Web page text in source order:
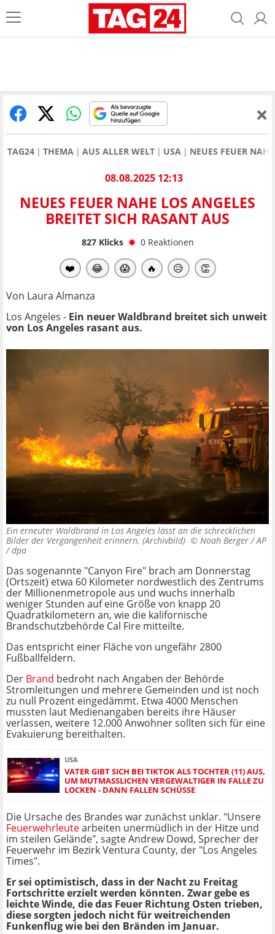
TAG24 THEMA AUS ALLER WELT USA NEUES FEUER
08.08.2025 12:13
NEUES FEUER NAHE LOS ANGELES
BREITET SICH RASANT AUS
827Klicks 0 Reaktionen
❤️ 😂 😱 🔥 😥 👏
Von Laura Almanza
Los Angeles - Ein neuer Waldbrand breitet sich unweit
von Los Angeles rasant aus.
Ein erneuter Waldbrand in Los Angeles lässt an die schrecklichen
Bilder der Vergangenheit erinnern. (Archivbild) © Noah Berger / AP
/ dpa
Das sogenannte "Canyon Fire" brach am Donnerstag
(Ortszeit) etwa 60 Kilometer nordwestlich des Zentrums
der Millionenmetropole aus und wuchs innerhalb
weniger Stunden auf eine Größe von knapp 20
Quadratkilometern an, wie die kalifornische
Brandschutzbehörde Cal Fire mitteilte.
Das entspricht einer Fläche von ungefähr 2800
Fußballfeldern.
Der Brand bedroht nach Angaben der Behörde
Stromleitungen und mehrere Gemeinden und ist noch
zu null Prozent eingedämmt. Etwa 4000 Menschen
mussten laut Medienangaben bereits ihre Häuser
verlassen, weitere 12.000 Anwohner sollten sich für eine
Evakuierung bereithalten.
USA
VATER GIBT SICH BEI TIKTOK ALS TOCHTER (11) AUS,
UM MUTMASSLICHEN VERGEWALTIGER IN FALLE ZU L
OCKEN - DANN FALLEN SCHÜSSE
Die Ursache des Brandes war zunächst unklar. "Unsere
Feuerwehrleutearbeiten unermüdlich in der Hitze und
im steilen Gelände", sagte Andrew Dowd, Sprecher der
Feuerwehr im Bezirk Ventura County, der "Los Angeles
Times".
Er sei optimistisch, dass in der Nacht zu Freitag
Fortschritte erzielt werden könnten. Zwar gebe es
leichte Winde, die das Feuer Richtung Osten trieben,
diese sorgten jedoch nicht für weitreichenden
Funkenflug wie bei den Bränden im Januar.